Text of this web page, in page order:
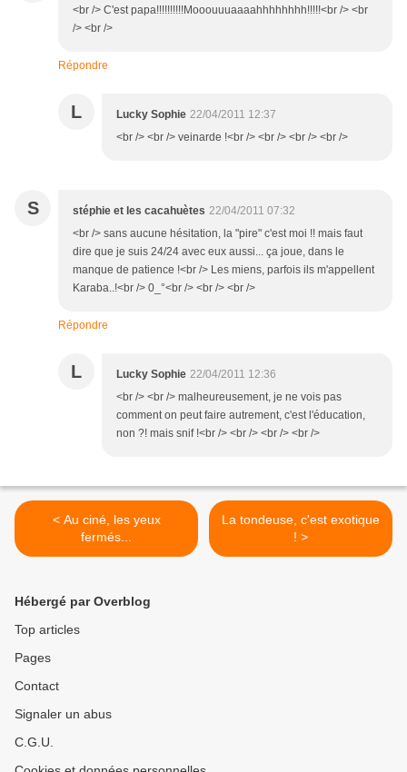
<br /> C'est papa!!!!!!!!!!Mooouuuaaaahhhhhhhh!!!!!<br /> <br
/> <br />
Répondre
L Lucky Sophie 22/04/2011 12:37
<br /> <br /> veinarde !<br /> <br /> <br /> <br />
S stéphie et les cacahuètes 22/04/2011 07:32
<br /> sans aucune hésitation, la "pire" c'est moi !! mais faut
dire que je suis 24/24 avec eux aussi... ça joue, dans le
manque de patience !<br /> Les miens, parfois ils m'appellent
Karaba..!<br /> 0_°<br /> <br /> <br />
Répondre
L Lucky Sophie 22/04/2011 12:36
<br /> <br /> malheureusement, je ne vois pas
comment on peut faire autrement, c'est l'éducation,
non ?! mais snif !<br /> <br /> <br /> <br />
< Au ciné, les yeux
fermés...
La tondeuse, c'est exotique
! >
Hébergé par Overblog
Top articles
Pages
Contact
Signaler un abus
C.G.U.